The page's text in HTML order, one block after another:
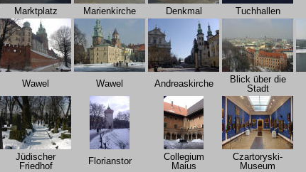
Marktplatz Marienkirche Denkmal Tuchhallen
Wawel Wawel Andreaskirche
Blick über die
Stadt
Jüdischer
Friedhof
Florianstor
Collegium
Maius
Czartoryski-
Museum